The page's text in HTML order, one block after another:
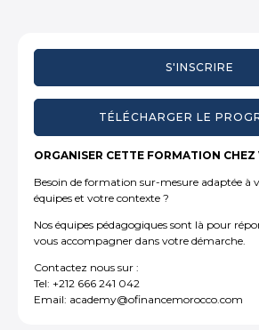
S'INSCRIRE
TÉLÉCHARGER LE
ORGANISER CETTE FORMATION CHEZ
Besoin de formation sur-mesure adaptée à
équipes et votre contexte ?
Nos équipes pédagogiques sont là pour
vous accompagner dans votre démarche.
Contactez nous sur :
Tel: +212 666 241 042
Email: academy@ofinancemorocco.com